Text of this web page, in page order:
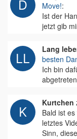
Move!:
Ist der
jetzt gib
Lang
besten
Ich bin
Kurtchen
Bald ist
letztes
Sinn,